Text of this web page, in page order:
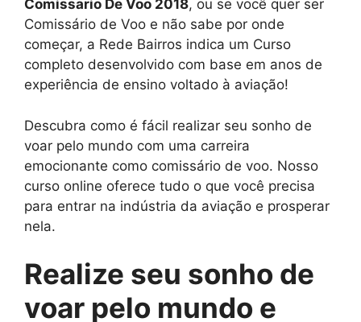
Comissario De Voo 2018, ou se você quer ser
Comissário de Voo e não sabe por onde
começar, a Rede Bairros indica um Curso
completo desenvolvido com base em anos de
experiência de ensino voltado à aviação!
Descubra como é fácil realizar seu sonho de
voar pelo mundo com uma carreira
emocionante como comissário de voo. Nosso
curso online oferece tudo o que você precisa
para entrar na indústria da aviação e prosperar
nela.
Realize seu sonho de
voar pelo mundo e